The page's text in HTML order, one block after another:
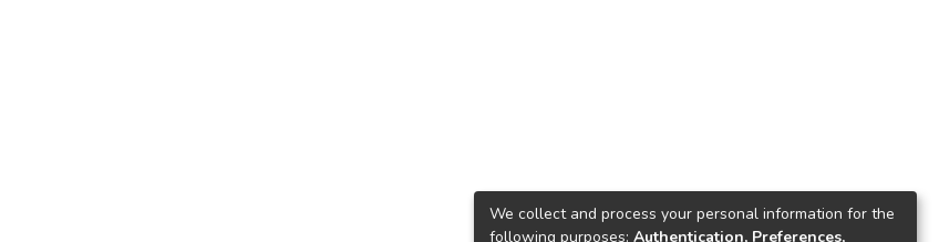
We collect and process your personal information for the
following purposes: Authentication, Preferences,